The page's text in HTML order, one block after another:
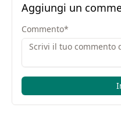
Aggiungi un
Commento*